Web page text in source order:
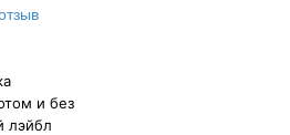
и без
лэйбл